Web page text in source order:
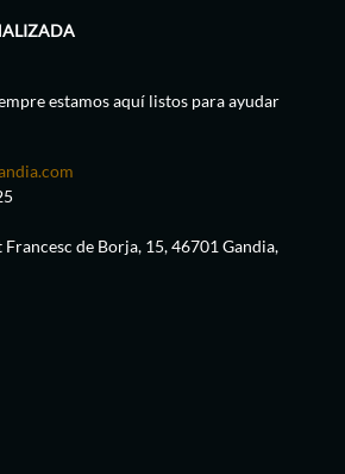
estamos aquí listos para ayudar
Francesc de Borja, 15, 46701 Gandia,